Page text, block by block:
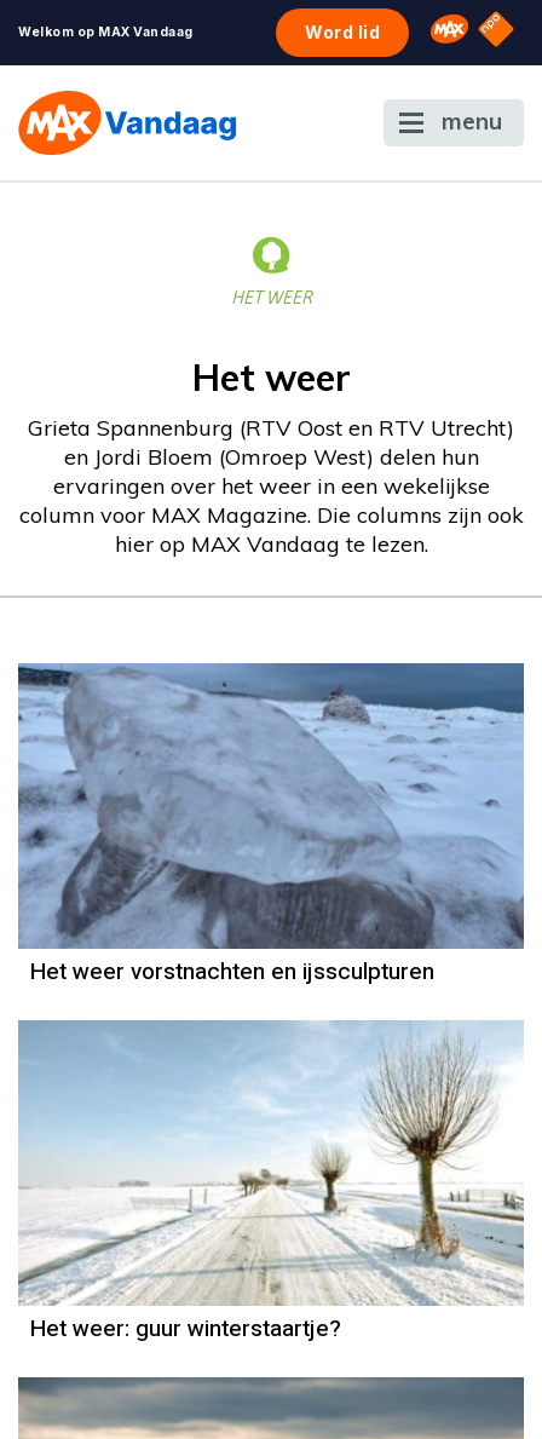
Welkom op MAX Vandaag Word lid Omroep
NPO
menu
HET WEER
Het weer
Grieta Spannenburg (RTV Oost en RTV Utrecht)
en Jordi Bloem (Omroep West) delen hun
ervaringen over het weer in een wekelijkse
column voor MAX Magazine. Die columns zijn ook
hier op MAX Vandaag te lezen.
Het weer vorstnachten en ijssculpturen
Het weer
Jordi Bloem
Het weer: guur winterstaartje?